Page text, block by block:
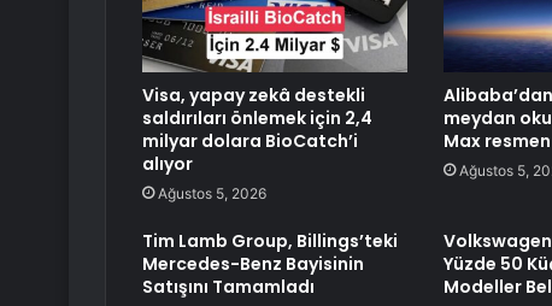
Visa, yapay zekâ destekli
saldırıları önlemek için 2,4
milyar dolara BioCatch’i
alıyor
Ağustos 5, 2026
meydan
Max resmen
Ağustos 5,
Tim Lamb Group, Billings’teki
Mercedes-Benz Bayisinin
Satışını Tamamladı
Volkswagen
Yüzde 50
Modeller